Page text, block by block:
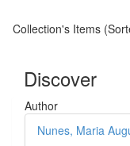
Collection's Items
Discover
Author
Nunes, Maria